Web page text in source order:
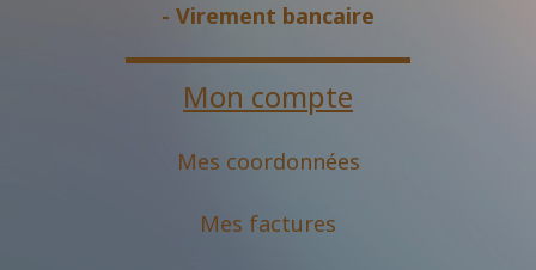
- Virement bancaire
Mon compte
Mes coordonnées
Mes factures